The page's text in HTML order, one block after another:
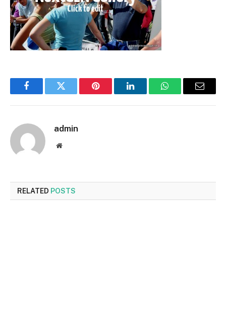
FacebookTwitter Pinterest LinkedInWhatsAppEmail
admin
Website
RELATED POSTS